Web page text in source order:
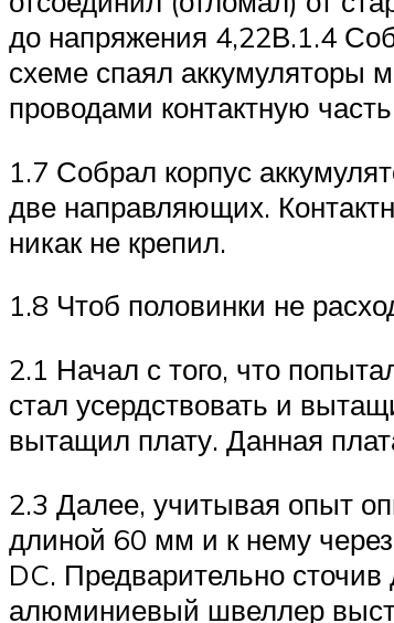
до напряжения 4,22В.1.4
схеме спаял аккумуляторы
проводами контактную
1.7 Собрал корпус
две направляющих.
никак не крепил.
1.8 Чтоб половинки не
2.1 Начал с того, что
стал усердствовать и
вытащил плату. Данная
2.3 Далее, учитывая опыт
длиной 60 мм и к нему
DC. Предварительно
алюминиевый швеллер